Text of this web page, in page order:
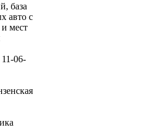
база
авто с
и мест
06-